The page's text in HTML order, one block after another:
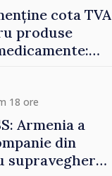
cota TVA
produse
18 ore
Armenia a
din